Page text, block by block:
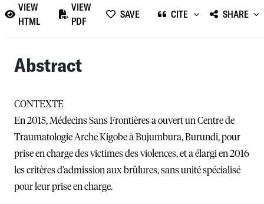
VIEW
HTML
VIEW
PDF
SAVE CITE SHARE
Abstract
CONTEXTE
En 2015, Médecins Sans Frontières a ouvert un Centre de
Traumatologie Arche Kigobe à Bujumbura, Burundi, pour
prise en charge des victimes des violences, et a élargi en 2016
les critères d’admission aux brûlures, sans unité spécialisé
pour leur prise en charge.